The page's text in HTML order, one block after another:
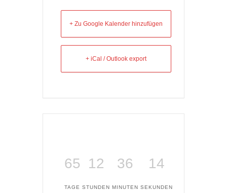
+ Zu Google Kalender hinzufügen
+ iCal / Outlook export
65
TAGE
12
STUNDEN
36
MINUTEN
14
SEKUNDEN